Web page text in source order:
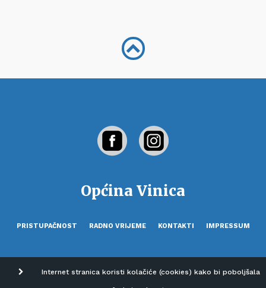
Općina Vinica
PRISTUPAČNOST RADNO VRIJEME KONTAKTI IMPRESSUM
Internet stranica koristi kolačiće (cookies) kako bi poboljšala